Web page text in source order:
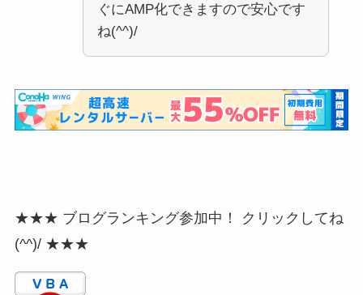
ぐにAMP化できますので安心です
ね(^^)/
★★★ ブログランキング参加中！ クリックしてね
(^^)/ ★★★